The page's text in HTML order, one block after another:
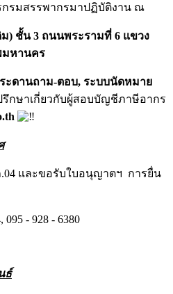
กรมสรรพากรมาปฏิบัติงาน ณ
) ชั้น 3 ถนนพระรามที่ 6 แขวง
มหานคร
ะดานถาม-ตอบ, ระบบนัดหมาย
รึกษาเกี่ยวกับผู้สอบบัญชีภาษีอากร
และขอรับใบอนุญาตฯ การยื่น
095 - 928 - 6380
ธ์